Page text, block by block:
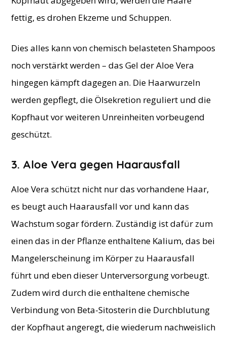
fettig, es drohen Ekzeme und Schuppen.
Dies alles kann von chemisch belasteten Shampoos
noch verstärkt werden – das Gel der Aloe Vera
hingegen kämpft dagegen an. Die Haarwurzeln
werden gepflegt, die Ölsekretion reguliert und die
Kopfhaut vor weiteren Unreinheiten vorbeugend
geschützt.
3. ​Aloe Vera gegen Haarausfall
Aloe Vera schützt nicht nur das vorhandene Haar,
es beugt auch Haarausfall vor und kann das
Wachstum sogar fördern. Zuständig ist dafür zum
einen das in der Pflanze enthaltene Kalium, das bei
Mangelerscheinung im Körper zu Haarausfall
führt und eben dieser Unterversorgung vorbeugt.
Zudem wird durch die enthaltene chemische
Verbindung von Beta-Sitosterin die Durchblutung
der Kopfhaut angeregt, die wiederum nachweislich